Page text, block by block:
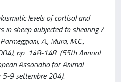
levels of cortisol and
in sheep aubjected to shearing /
A., Mura, M.C.,
pp. 148-148. (55th Annual
Associatio for Animal
5-9 settembre 204).